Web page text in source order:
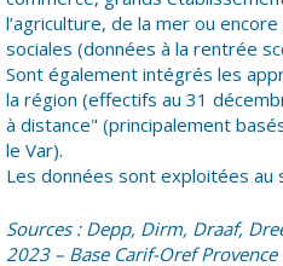
l’agriculture, de la mer ou
sociales (données à la rentrée
Sont également intégrés les
la région (effectifs au 31
à distance" (principalement
le Var).
Les données sont exploitées au
Sources : Depp, Dirm, Draaf,
2023 – Base Carif-Oref Provence